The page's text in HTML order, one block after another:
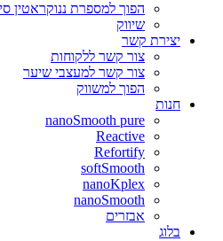
הפוך למספרת ננוקראטין
שיווק
יצירת קשר
צור קשר ללקוחות
צור קשר למעצבי שיער
הפוך למשווק
חנות
nanoSmooth pure
Reactive
Refortify
softSmooth
nanoKplex
nanoSmooth
אבזרים
בלוג